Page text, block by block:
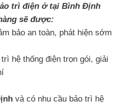
trì điện ở tại Bình Định
sẽ được:
bảo an toàn, phát hiện sớm
hệ thống điện trọn gói, giải
và có nhu cầu bảo trì hệ